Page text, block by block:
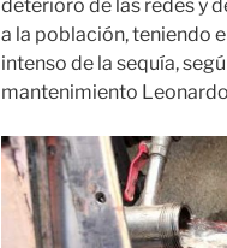
deterioro de las redes y
a la población, teniendo
intenso de la sequía,
mantenimiento